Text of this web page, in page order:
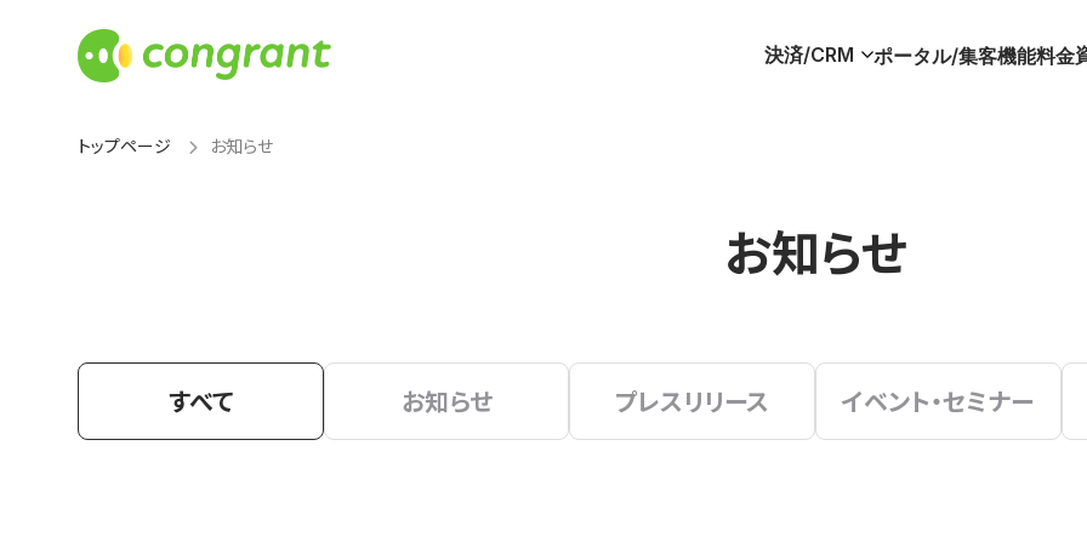
決済/CRM ポータル/集客機能料金
トップページ お知らせ
お知らせ
すべて お知らせ プレスリリース イベント・セミナー